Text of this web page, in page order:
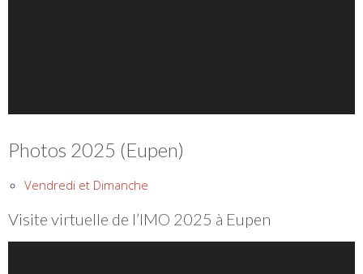
Photos 2025 (Eupen)
Vendredi et Dimanche
Visite virtuelle de l’IMO 2025 à Eupen